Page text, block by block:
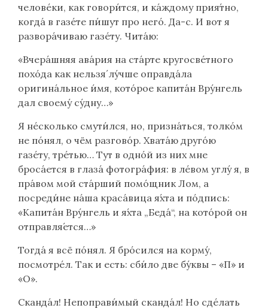
челове́ки, как говори́тся, и ка́ждому прия́тно,
когда́ в газе́те пи́шут про него́. Да-с. И вот я
развора́чиваю газе́ту. Чита́ю:
«Вчера́шняя ава́рия на ста́рте кругосве́тного
похо́да как нельзя́ лу́чше оправда́ла
оригина́льное и́мя, кото́рое капита́н Вру́нгель
дал своему́ су́дну…»
Я не́сколько смути́лся, но, призна́ться, толко́м
не по́нял, о чём разгово́р. Хвата́ю друго́ю
газе́ту, тре́тью… Тут в одно́й из них мне
броса́ется в глаза́ фотогра́фия: в ле́вом углу́ я, в
пра́вом мой ста́рший помо́щник Лом, а
посреди́не на́ша краса́вица я́хта и по́дпись:
«Капита́н Вру́нгель и я́хта „Беда́“, на кото́рой он
отправля́ется…»
Тогда́ я всё по́нял. Я бро́сился на корму́,
посмотре́л. Так и есть: сби́ло две бу́квы – «П» и
«О».
Сканда́л! Непоправи́мый сканда́л! Но сде́лать